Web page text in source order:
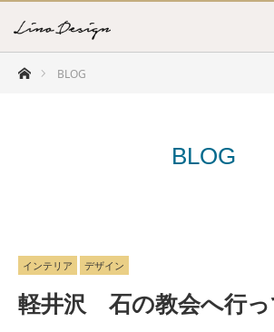
ホームBLOG
BLOG
インテリア デザイン
軽井沢 石の教会へ行っ